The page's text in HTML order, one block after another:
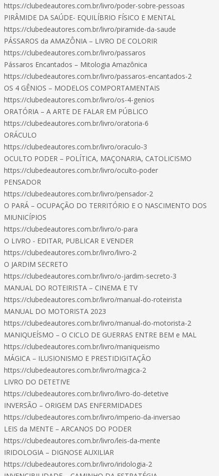
https://clubedeautores.com.br/livro/poder-sobre-pessoas
PIRÂMIDE DA SAÚDE- EQUILÍBRIO FÍSICO E MENTAL
https://clubedeautores.com.br/livro/piramide-da-saude
PÁSSAROS da AMAZÔNIA – LIVRO DE COLORIR
https://clubedeautores.com.br/livro/passaros
Pássaros Encantados – Mitologia Amazônica
https://clubedeautores.com.br/livro/passaros-encantados-2
OS 4 GÊNIOS – MODELOS COMPORTAMENTAIS
https://clubedeautores.com.br/livro/os-4-genios
ORATÓRIA – A ARTE DE FALAR EM PÚBLICO
https://clubedeautores.com.br/livro/oratoria-6
ORÁCULO
https://clubedeautores.com.br/livro/oraculo-3
OCULTO PODER – POLÍTICA, MAÇONARIA, CATOLICISMO
https://clubedeautores.com.br/livro/oculto-poder
PENSADOR
https://clubedeautores.com.br/livro/pensador-2
O PARÁ – OCUPAÇÃO DO TERRITÓRIO E O NASCIMENTO DOS
MIUNICÍPIOS
https://clubedeautores.com.br/livro/o-para
O LIVRO - EDITAR, PUBLICAR E VENDER
https://clubedeautores.com.br/livro/livro-2
O JARDIM SECRETO
https://clubedeautores.com.br/livro/o-jardim-secreto-3
MANUAL DO ROTEIRISTA – CINEMA E TV
https://clubedeautores.com.br/livro/manual-do-roteirista
MANUAL DO MOTORISTA 2023
https://clubedeautores.com.br/livro/manual-do-motorista-2
MANIQUEÍSMO – O CICLO DE GUERRAS ENTRE BEM e MAL
https://clubedeautores.com.br/livro/maniqueismo
MÁGICA – ILUSIONISMO E PRESTIDIGITAÇÃO
https://clubedeautores.com.br/livro/magica-2
LIVRO DO DETETIVE
https://clubedeautores.com.br/livro/livro-do-detetive
INVERSÃO – ORIGEM DAS ENFERMIDADES
https://clubedeautores.com.br/livro/imperio-da-inversao
LEIS da MENTE – ARCANOS DO PODER
https://clubedeautores.com.br/livro/leis-da-mente
IRIDOLOGIA – DIGNOSE AUXILIAR
https://clubedeautores.com.br/livro/iridologia-2